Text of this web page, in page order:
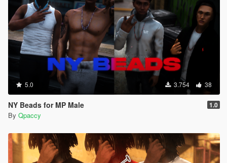
5.0 3.754 38
NY Beads for MP Male 1.0
By Qpaccy